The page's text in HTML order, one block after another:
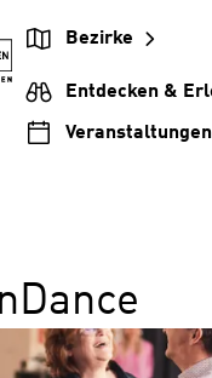
Bezirke
Entdecken &
Veranstaltungen